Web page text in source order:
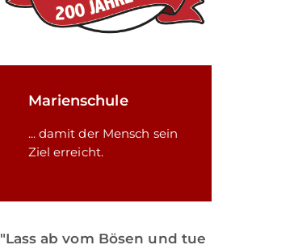
Marienschule
... damit der Mensch sein
Ziel erreicht.
"Lass ab vom Bösen und tue